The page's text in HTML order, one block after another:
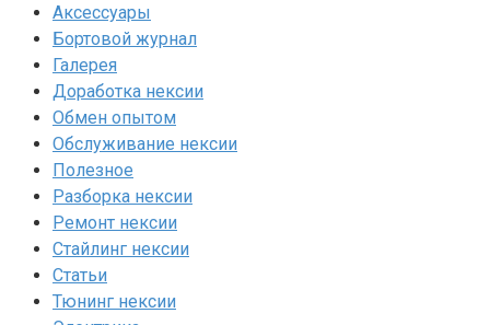
Аксессуары
Бортовой журнал
Галерея
Доработка нексии
Обмен опытом
Обслуживание нексии
Полезное
Разборка нексии
Ремонт нексии
Стайлинг нексии
Статьи
Тюнинг нексии